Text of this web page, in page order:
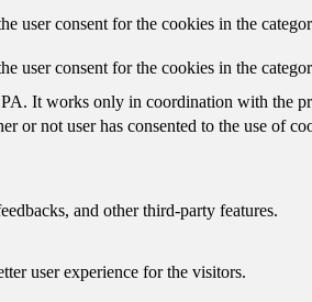
user consent for the cookies in the
user consent for the cookies in the
It works only in coordination with the
or not user has consented to the use of
and other third-party features.
user experience for the visitors.